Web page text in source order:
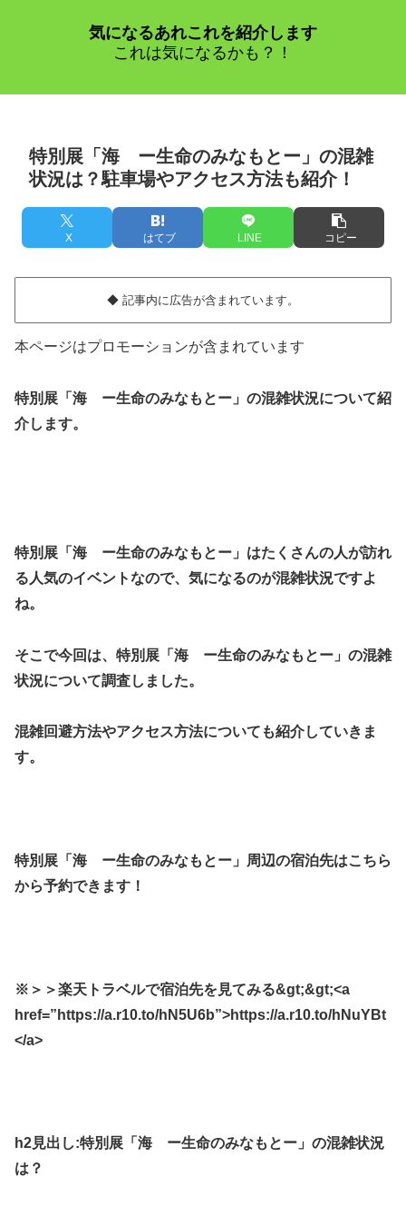
気になるあれこれを紹介します
これは気になるかも？！
特別展「海 ー生命のみなもとー」の混雑
状況は？駐車場やアクセス方法も紹介！
X はてブ LINE コピー
◆ 記事内に広告が含まれています。
本ページはプロモーションが含まれています
特別展「海 ー生命のみなもとー」の混雑状況について紹
介します。
特別展「海 ー生命のみなもとー」はたくさんの人が訪れ
る人気のイベントなので、気になるのが混雑状況ですよ
ね。
そこで今回は、特別展「海 ー生命のみなもとー」の混雑
状況について調査しました。
混雑回避方法やアクセス方法についても紹介していきま
す。
特別展「海 ー生命のみなもとー」周辺の宿泊先はこちら
から予約できます！
※＞＞楽天トラベルで宿泊先を見てみる&gt;&gt;<a
href=”https://a.r10.to/hN5U6b”>https://a.r10.to/hNuYBt
</a>
h2見出し:特別展「海 ー生命のみなもとー」の混雑状況
は？